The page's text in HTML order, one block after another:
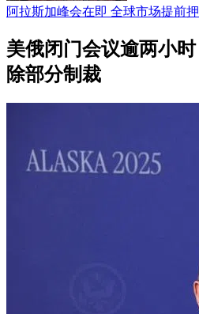
阿拉斯加峰会在即 全球市场提前
美俄闭门会议逾两小
除部分制裁